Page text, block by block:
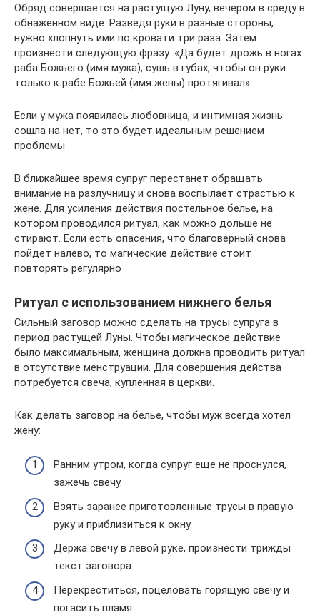
Обряд совершается на растущую Луну, вечером в среду в
обнаженном виде. Разведя руки в разные стороны,
нужно хлопнуть ими по кровати три раза. Затем
произнести следующую фразу: «Да будет дрожь в ногах
раба Божьего (имя мужа), сушь в губах, чтобы он руки
только к рабе Божьей (имя жены) протягивал».
Если у мужа появилась любовница, и интимная жизнь
сошла на нет, то это будет идеальным решением
проблемы
В ближайшее время супруг перестанет обращать
внимание на разлучницу и снова воспылает страстью к
жене. Для усиления действия постельное белье, на
котором проводился ритуал, как можно дольше не
стирают. Если есть опасения, что благоверный снова
пойдет налево, то магические действие стоит
повторять регулярно
Ритуал с использованием нижнего белья
Сильный заговор можно сделать на трусы супруга в
период растущей Луны. Чтобы магическое действие
было максимальным, женщина должна проводить ритуал
в отсутствие менструации. Для совершения действа
потребуется свеча, купленная в церкви.
Как делать заговор на белье, чтобы муж всегда хотел
жену:
Ранним утром, когда супруг еще не проснулся,
зажечь свечу.
Взять заранее приготовленные трусы в правую
руку и приблизиться к окну.
Держа свечу в левой руке, произнести трижды
текст заговора.
Перекреститься, поцеловать горящую свечу и
погасить пламя.